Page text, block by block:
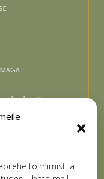
toimimist ja
algab siit –
LIITUN